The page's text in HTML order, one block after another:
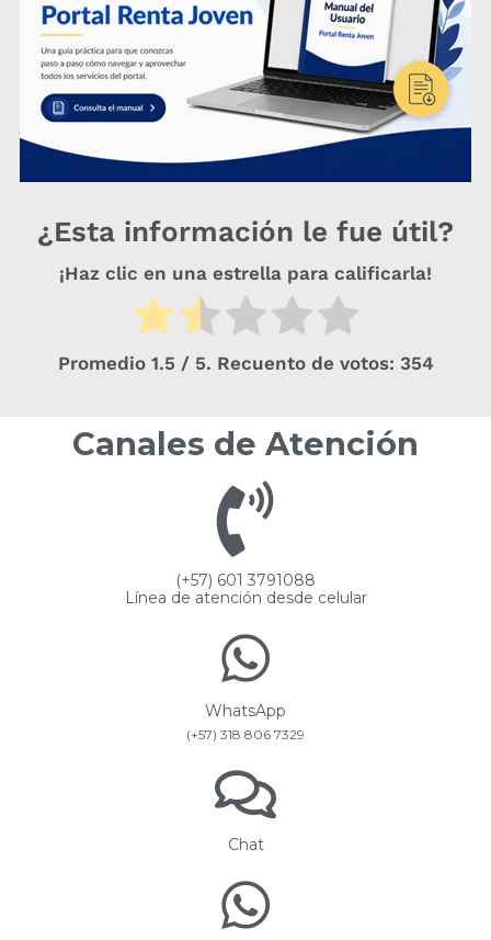
¿Esta información le fue útil?
¡Haz clic en una estrella para calificarla!
Promedio 1.5 / 5. Recuento de votos: 354
Canales de Atención
(+57) 601 3791088
Línea de atención desde celular
WhatsApp
(+57) 318 806 7329
Chat